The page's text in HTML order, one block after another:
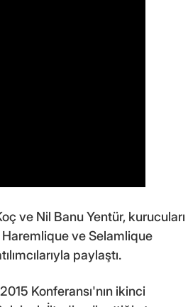
ve Nil Banu Yentür, kurucuları
Haremlique ve Selamlique
paylaştı.
Konferansı'nın ikinci